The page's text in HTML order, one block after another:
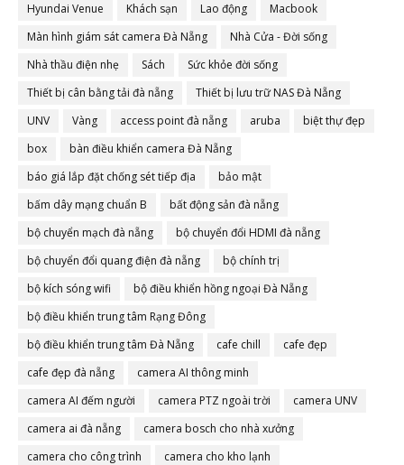
Hyundai Venue
Khách sạn Lao động
Macbook
Màn hình giám sát camera Đà Nẵng
Nhà Cửa - Đời sống
Nhà thầu điện nhẹ
Sách
Sức khỏe đời sống
Thiết bị cân bằng tải đà nẵng
Thiết bị lưu trữ NAS Đà Nẵng
UNV
Vàng access point đà nẵng aruba
biệt thự đẹp
box
bàn điều khiển camera Đà Nẵng
báo giá lắp đặt chống sét tiếp địa
bảo mật
bấm dây mạng chuẩn B
bất động sản đà nẵng
bộ chuyển mạch đà nẵng
bộ chuyển đổi HDMI đà nẵng
bộ chuyển đổi quang điện đà nẵng
bộ chính trị
bộ kích sóng wifi
bộ điều khiển hồng ngoại Đà Nẵng
bộ điều khiển trung tâm Rạng Đông
bộ điều khiển trung tâm Đà Nẵng
cafe chill
cafe đẹp
cafe đẹp đà nẵng
camera AI thông minh
camera AI đếm người
camera PTZ ngoài trời
camera UNV
camera ai đà nẵng
camera bosch cho nhà xưởng
camera cho công trình
camera cho kho lạnh